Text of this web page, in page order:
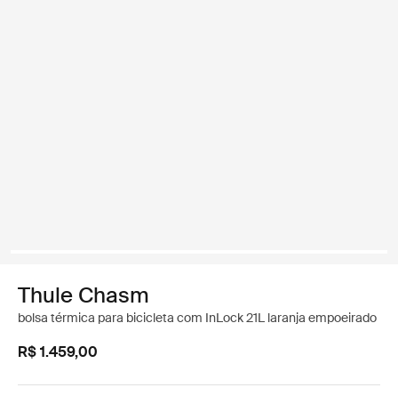
Thule Chasm
bolsa térmica para bicicleta com InLock 21L laranja empoeirado
R$ 1.459,00